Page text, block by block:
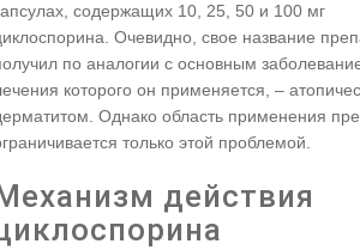
содержащих 10, 25, 50 и 100 мг
Очевидно, свое название
по аналогии с основным
которого он применяется, –
Однако область применения
только этой проблемой.
действия